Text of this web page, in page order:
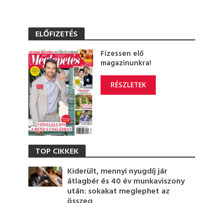
ELŐFIZETÉS
Fizessen elő
magazinunkra!
RÉSZLETEK
TOP CIKKEK
Kiderült, mennyi nyugdíj jár
átlagbér és 40 év munkaviszony
után: sokakat meglephet az